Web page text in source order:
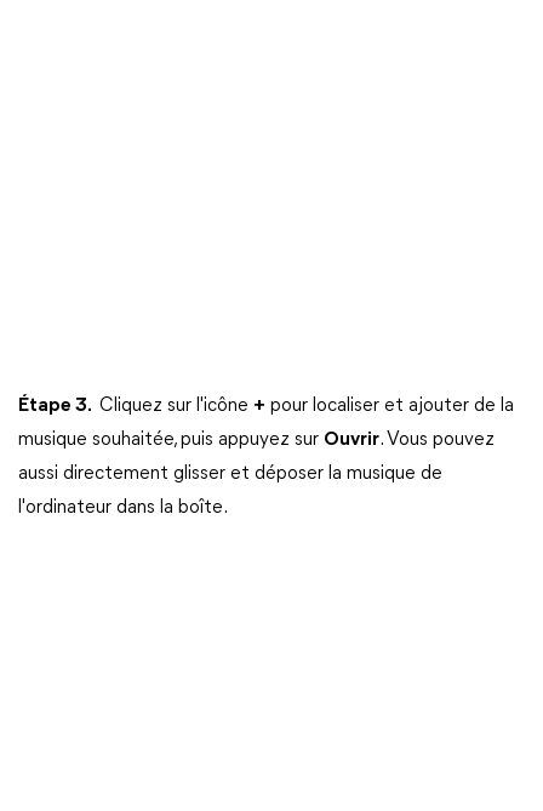
Étape 3. Cliquez sur l'icône + pour localiser et ajouter de la
musique souhaitée, puis appuyez sur Ouvrir. Vous pouvez
aussi directement glisser et déposer la musique de
l'ordinateur dans la boîte.